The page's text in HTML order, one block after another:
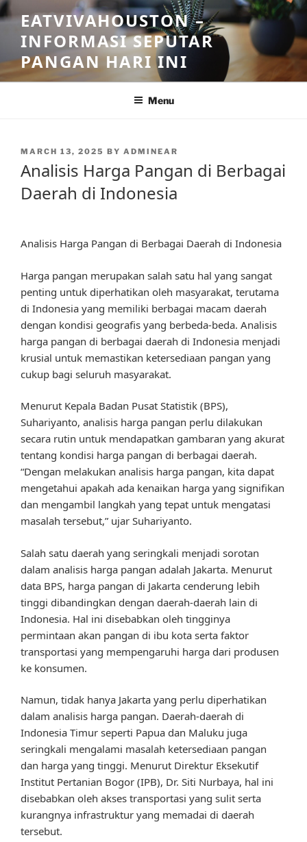
Skip
to
content
EATVIVAHOUSTON –
INFORMASI SEPUTAR
PANGAN HARI INI
Menu
POSTED
MARCH 13, 2025 BY ADMINEAR
Analisis Harga Pangan di Berbagai
Daerah di Indonesia
Analisis Harga Pangan di Berbagai Daerah di Indonesia
Harga pangan merupakan salah satu hal yang sangat
penting untuk diperhatikan oleh masyarakat, terutama
di Indonesia yang memiliki berbagai macam daerah
dengan kondisi geografis yang berbeda-beda. Analisis
harga pangan di berbagai daerah di Indonesia menjadi
krusial untuk memastikan ketersediaan pangan yang
cukup bagi seluruh masyarakat.
Menurut Kepala Badan Pusat Statistik (BPS),
Suhariyanto, analisis harga pangan perlu dilakukan
secara rutin untuk mendapatkan gambaran yang akurat
tentang kondisi harga pangan di berbagai daerah.
“Dengan melakukan analisis harga pangan, kita dapat
mengetahui apakah ada kenaikan harga yang signifikan
dan mengambil langkah yang tepat untuk mengatasi
masalah tersebut,” ujar Suhariyanto.
Salah satu daerah yang seringkali menjadi sorotan
dalam analisis harga pangan adalah Jakarta. Menurut
data BPS, harga pangan di Jakarta cenderung lebih
tinggi dibandingkan dengan daerah-daerah lain di
Indonesia. Hal ini disebabkan oleh tingginya
permintaan akan pangan di ibu kota serta faktor
transportasi yang mempengaruhi harga dari produsen
ke konsumen.
Namun, tidak hanya Jakarta yang perlu diperhatikan
dalam analisis harga pangan. Daerah-daerah di
Indonesia Timur seperti Papua dan Maluku juga
seringkali mengalami masalah ketersediaan pangan
dan harga yang tinggi. Menurut Direktur Eksekutif
Institut Pertanian Bogor (IPB), Dr. Siti Nurbaya, hal ini
disebabkan oleh akses transportasi yang sulit serta
kurangnya infrastruktur yang memadai di daerah
tersebut.